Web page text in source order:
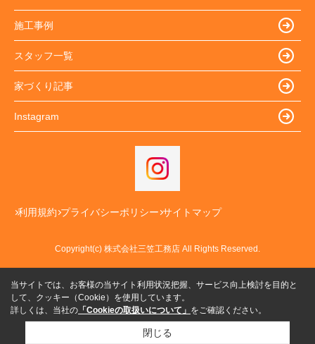
施工事例
スタッフ一覧
家づくり記事
Instagram
利用規約 プライバシーポリシー サイトマップ
Copyright(c) 株式会社三笠工務店 All Rights Reserved.
当サイトでは、お客様の当サイト利用状況把握、サービス向上検討を目的と
して、クッキー（Cookie）を使用しています。
詳しくは、当社の 「Cookieの取扱いについて」 をご確認ください。
閉じる